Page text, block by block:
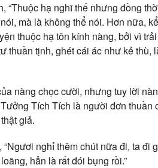
“Thuộc hạ nghĩ thế nhưng đồng
mà là không thể nói. Hơn nữa,
thuộc hạ tôn kính nàng, bởi vì
thuần tịnh, ghét cái ác như kẻ
nàng chọc cười, nhưng tuy lời
Tích Tích là người đơn thuần
giả.
nghỉ thêm chút nữa đi, ta đi
hẳn là rất đói bụng rồi.”